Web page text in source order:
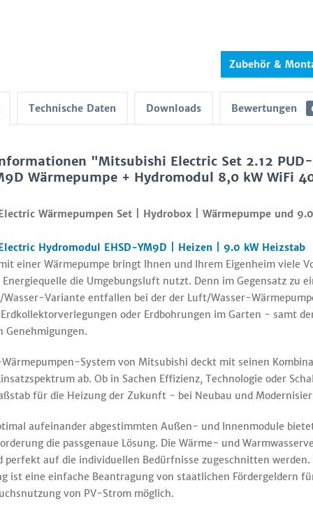
Zubehör &
Technische Daten Downloads Bewertungen
"Mitsubishi Electric Set 2.12 PUD-
Wärmepumpe + Hydromodul 8,0 kW WiFi
Wärmepumpen Set | Hydrobox | Wärmepumpe und
Hydromodul EHSD-YM9D | Heizen | 9.0 kW Heizstab
einer Wärmepumpe bringt Ihnen und Ihrem Eigenheim viele
Energiequelle die Umgebungsluft nutzt. Denn im Gegensatz zu
Wasser-Variante entfallen bei der der Luft/Wasser-
oder Erdbohrungen im Garten - samt
Genehmigungen.
Wärmepumpen-System von Mitsubishi deckt mit seinen
ab. Ob in Sachen Effizienz, Technologie oder
für die Heizung der Zukunft - bei Neubau und
aufeinander abgestimmten Außen- und Innenmodule
die passgenaue Lösung. Die Wärme- und
perfekt auf die individuellen Bedürfnisse zugeschnitten werden.
ist eine einfache Beantragung von staatlichen Fördergeldern
von PV-Strom möglich.